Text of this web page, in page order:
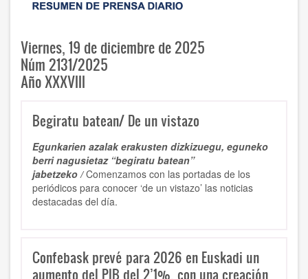
Viernes, 19 de diciembre de 2025
Núm 2131/2025
Año XXXVIII
Begiratu batean/ De un vistazo
Egunkarien azalak erakusten dizkizuegu, eguneko
berri nagusietaz “begiratu batean”
jabetzeko /Comenzamos con las portadas de los
periódicos para conocer ‘de un vistazo’ las noticias
destacadas del día.
Confebask prevé para 2026 en Euskadi un
aumento del PIB del 2’1%, con una creación